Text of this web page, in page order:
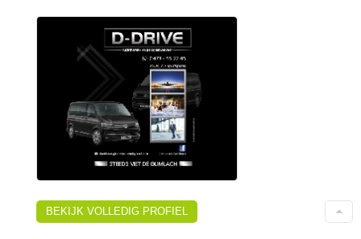
BEKIJK VOLLEDIG PROFIEL